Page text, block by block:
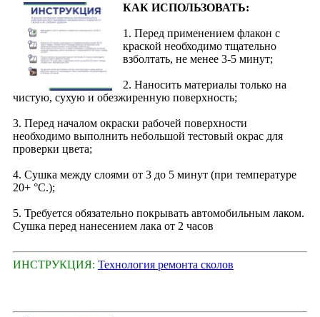
КАК ИСПОЛЬЗОВАТЬ:
1. Перед применением флакон с
краской необходимо тщательно
взболтать, не менее 3-5 минут;
2. Наносить материалы только на
чистую, сухую и обезжиренную поверхность;
3. Перед началом окраски рабочей поверхности
необходимо выполнить небольшой тестовый окрас для
проверки цвета;
4. Сушка между слоями от 3 до 5 минут (при температуре
20+ °С.);
5. Требуется обязательно покрывать автомобильным лаком.
Сушка перед нанесением лака от 2 часов
ИНСТРУКЦИЯ: Технология ремонта сколов